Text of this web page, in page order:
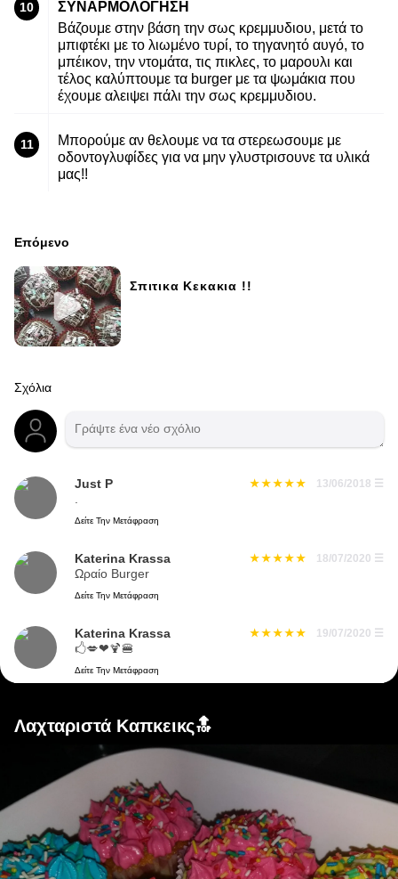
10
ΣΥΝΑΡΜΟΛΟΓΗΣΗ
Βάζουμε στην βάση την σως κρεμμυδιου, μετά το
μπιφτέκι με το λιωμένο τυρί, το τηγανητό αυγό, το
μπέικον, την ντομάτα, τις πικλες, το μαρουλι και
τέλος καλύπτουμε τα burger με τα ψωμάκια που
έχουμε αλειψει πάλι την σως κρεμμυδιου.
11
Μπορούμε αν θελουμε να τα στερεωσουμε με
οδοντογλυφίδες για να μην γλυστρισουνε τα υλικά
μας!!
Επόμενο
Σπιτικα Κεκακια !!
Σχόλια
Just P 13/06/2018 ☰
.
Δείτε Την Μετάφραση
Katerina Krassa 18/07/2020 ☰
Ωραίο Burger
Δείτε Την Μετάφραση
Katerina Krassa 19/07/2020 ☰
🖒💋❤🍹🍔
Δείτε Την Μετάφραση
Λαχταριστά Καπκεικς🔝